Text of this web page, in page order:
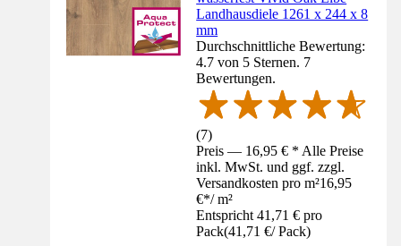
Landhausdiele 1261 x 244 x 8
mm
Durchschnittliche Bewertung:
4.7 von 5 Sternen. 7
Bewertungen.
(7)
Preis — 16,95 € * Alle Preise
inkl. MwSt. und ggf. zzgl.
Versandkosten pro m²16,95
€*/ m²
Entspricht 41,71 € pro
Pack(41,71 €/ Pack)